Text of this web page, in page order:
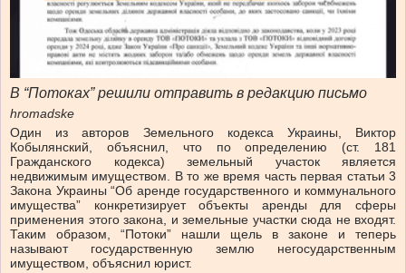
В “Потоках” решили отправить в редакцию письмо
hromadske
Один из авторов Земельного кодекса Украины, Виктор
Кобылянский, объяснил, что по определению (ст. 181
Гражданского кодекса) земельный участок является
недвижимым имуществом. В то же время часть первая статьи 3
Закона Украины “Об аренде государственного и коммунального
имущества” конкретизирует объекты аренды для сферы
применения этого закона, и земельные участки сюда не входят.
Таким образом, “Потоки” нашли щель в законе и теперь
называют государственную землю негосударственным
имуществом, объяснил юрист.